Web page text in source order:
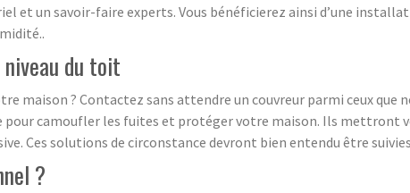
et un savoir-faire experts. Vous bénéficierez ainsi d’une
du toit
maison ? Contactez sans attendre un couvreur parmi ceux que
camoufler les fuites et protéger votre maison. Ils mettront
Ces solutions de circonstance devront bien entendu être
?